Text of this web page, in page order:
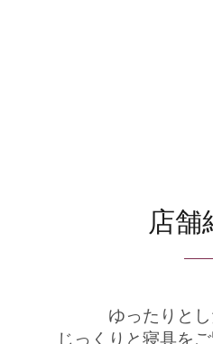
店舗
ゆったりとし
じっくりと寝具を